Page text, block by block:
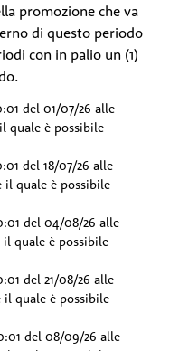
promozione che va
di questo periodo
con in palio un (1)
del 01/07/26 alle
quale è possibile
del 18/07/26 alle
il quale è possibile
del 04/08/26 alle
quale è possibile
del 21/08/26 alle
il quale è possibile
del 08/09/26 alle